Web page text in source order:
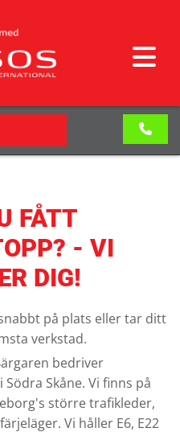
FÅTT
- VI
DIG!
på plats eller tar ditt
verkstad.
bedriver
i Södra Skåne. Vi finns på
större trafikleder,
Vi håller E6, E22